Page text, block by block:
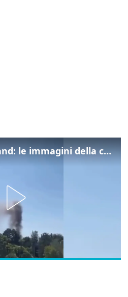
Incendio a Gardaland: le immagini della colonna di fumo